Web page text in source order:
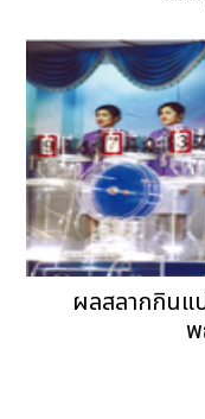
ผลสลากกินแ